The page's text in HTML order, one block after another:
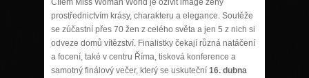
Cílem Miss Woman World je oživit image ženy
prostřednictvím krásy, charakteru a elegance. Soutěže
se zúčastní přes 70 žen z celého světa a jen 5 z nich si
odveze domů vítězství. Finalistky čekají různá natáčení
a focení, také v centru Říma, tisková konference a
samotný finálový večer, který se uskuteční 16. dubna